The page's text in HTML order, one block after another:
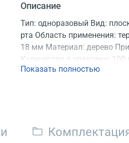
Описание
Тип: одноразовый Вид:
рта Область применения:
18 мм Материал: дерево
Количество в упаковке:
удостоверение
Показать полностью